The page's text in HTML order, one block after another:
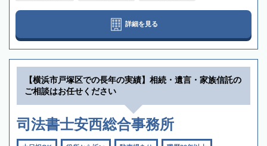
詳細を見る
【横浜市戸塚区での長年の実績】相続・遺言・家族信託の
ご相談はお任せください
司法書士安西総合事務所